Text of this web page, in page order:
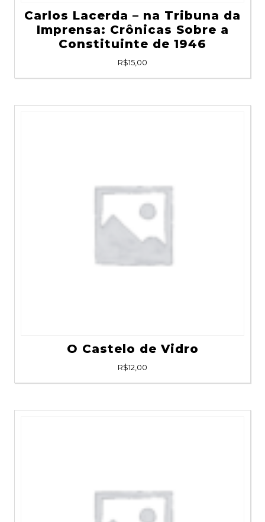
Carlos Lacerda – na Tribuna da
Imprensa: Crônicas Sobre a
Constituinte de 1946
R$15,00
O Castelo de Vidro
R$12,00